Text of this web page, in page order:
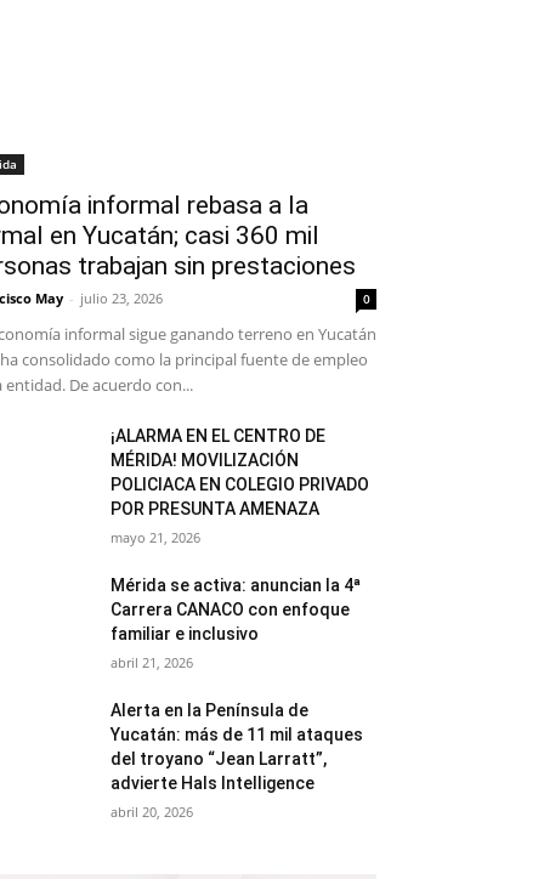
informal rebasa a la
en Yucatán; casi 360 mil
trabajan sin prestaciones
May - julio 23, 2026 0
informal sigue ganando terreno en Yucatán
consolidado como la principal fuente de empleo
entidad. De acuerdo con...
¡ALARMA EN EL CENTRO DE
MÉRIDA! MOVILIZACIÓN
POLICIACA EN COLEGIO PRIVADO
POR PRESUNTA AMENAZA
mayo 21, 2026
Mérida se activa: anuncian la 4ª
Carrera CANACO con enfoque
familiar e inclusivo
abril 21, 2026
Alerta en la Península de
Yucatán: más de 11 mil ataques
del troyano “Jean Larratt”,
advierte Hals Intelligence
abril 20, 2026